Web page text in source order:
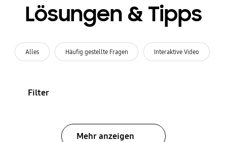
Lösungen & Tipps
Alles Häufig gestellte Fragen Interaktive Video
Filter
Mehr anzeigen